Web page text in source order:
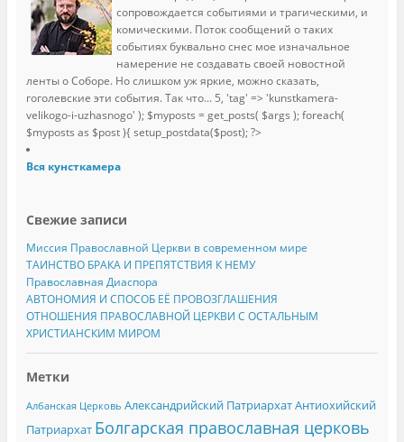
сопровождается событиями и трагическими, и
комическими. Поток сообщений о таких
событиях буквально снес мое изначальное
намерение не создавать своей новостной
ленты о Соборе. Но слишком уж яркие, можно сказать,
гоголевские эти события. Так что... 5, 'tag' => 'kunstkamera-
velikogo-i-uzhasnogo' ); $myposts = get_posts( $args ); foreach(
$myposts as $post ){ setup_postdata($post); ?>
Вся кунсткамера
Свежие записи
Миссия Православной Церкви в современном мире
ТАИНСТВО БРАКА И ПРЕПЯТСТВИЯ К НЕМУ
Православная Диаспора
АВТОНОМИЯ И СПОСОБ ЕЁ ПРОВОЗГЛАШЕНИЯ
ОТНОШЕНИЯ ПРАВОСЛАВНОЙ ЦЕРКВИ С ОСТАЛЬНЫМ
ХРИСТИАНСКИМ МИРОМ
Метки
Албанская Церковь Александрийский ПатриархатАнтиохийский
Патриархат Болгарская православная церковь